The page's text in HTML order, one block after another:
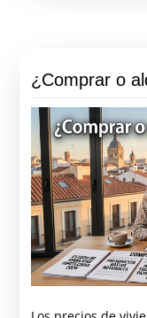
¿Comprar o